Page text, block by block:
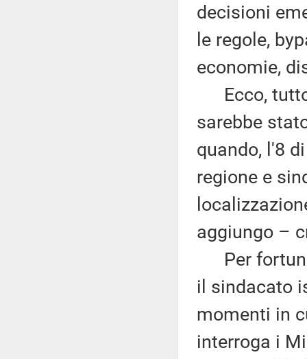
decisioni
le regole,
economie,
Ecco, tutto
sarebbe
quando, l'8
regione e
aggiungo –
Per
il sindacato
momenti in
interroga i